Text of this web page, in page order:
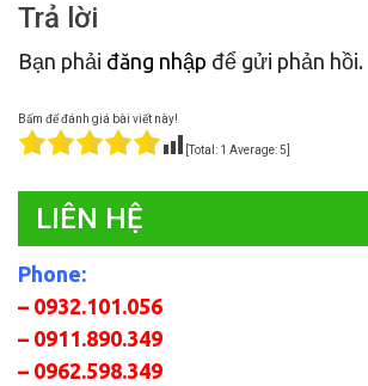
viết
Trả lời
Bạn phải đăng nhập để gửi phản hồi.
Bấm để đánh giá bài viết này!
[Total: 1 Average:5
LIÊN HỆ
Phone:
– 0932.101.056
– 0911.890.349
– 0962.598.349